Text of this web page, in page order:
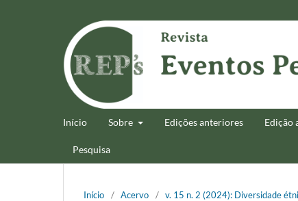
Início Sobre Edições anteriores Edição
Pesquisa
Início / Acervo / v. 15 n. 2 (2024): Diversidade